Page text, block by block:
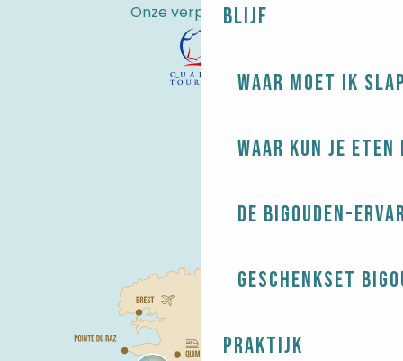
Blijf
Waar moet ik
Waar kun je eten
De Bigouden-
Geschenkset
Praktijk
Onze verplichtingen